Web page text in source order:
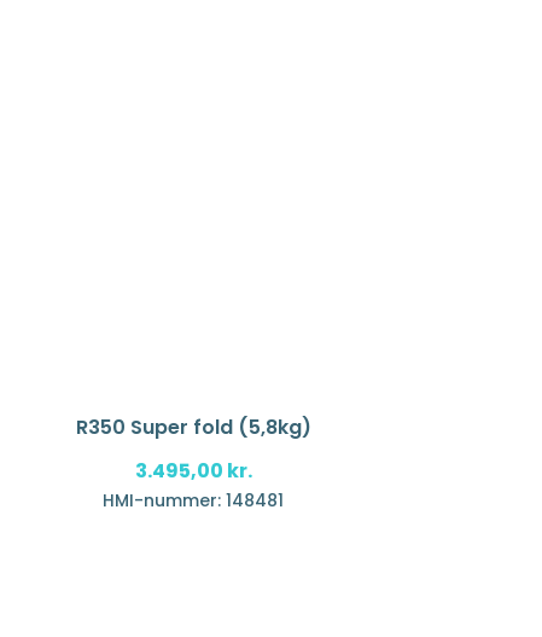
R350 Super fold (5,8kg)
3.495,00 kr.
HMI-nummer: 148481